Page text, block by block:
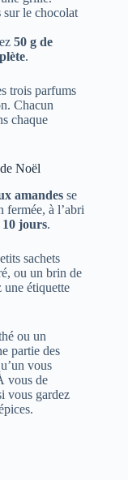
sur le chocolat
50 g de
.
trois parfums
Chacun
chaque
Noël
amandes se
fermée, à l’abri
10 jours.
sachets
ou un brin de
étiquette
ou un
partie des
vous
vous de
vous gardez